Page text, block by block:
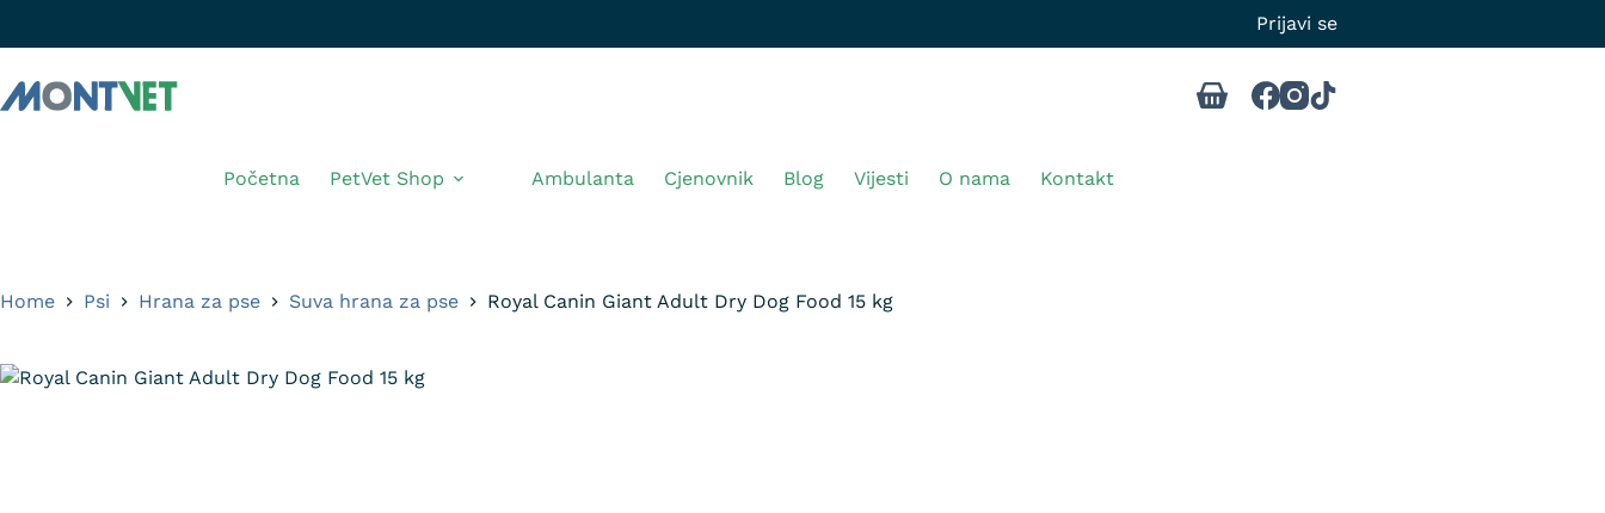
Prijavi se
Početna PetVet Shop Ambulanta Cjenovnik Blog Vijesti O nama Kontakt
Home Psi Hrana za pse Suva hrana za pse Royal Canin Giant Adult Dry Dog Food 15 kg